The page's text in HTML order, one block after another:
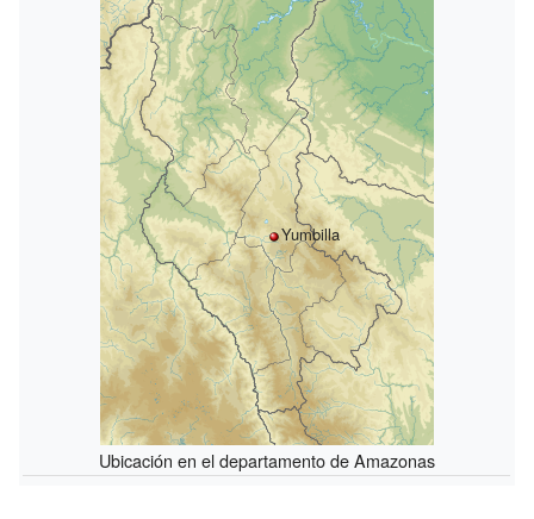
Yumbilla
Ubicación en el departamento de Amazonas